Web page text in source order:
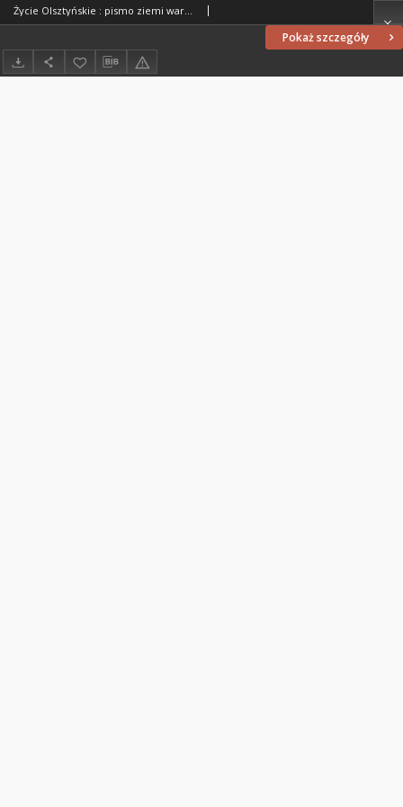
Pokaż szczegóły
Życie Olsztyńskie : pismo ziemi warmińsko-mazurskiej, 1954, nr 71